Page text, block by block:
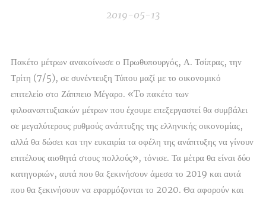
2019-05-13
Πακέτο μέτρων ανακοίνωσε ο Πρωθυπουργός, Α. Τσίπρας, την
Τρίτη (7/5), σε συνέντευξη Τύπου μαζί με το οικονομικό
επιτελείο στο Ζάππειο Μέγαρο. «Tο πακέτο των
φιλοαναπτυξιακών μέτρων που έχουμε επεξεργαστεί θα συμβάλει
σε μεγαλύτερους ρυθμούς ανάπτυξης της ελληνικής οικονομίας,
αλλά θα δώσει και την ευκαιρία τα οφέλη της ανάπτυξης να γίνουν
επιτέλους αισθητά στους πολλούς», τόνισε. Τα μέτρα θα είναι δύο
κατηγοριών, αυτά που θα ξεκινήσουν άμεσα το 2019 και αυτά
που θα ξεκινήσουν να εφαρμόζονται το 2020. Θα αφορούν και